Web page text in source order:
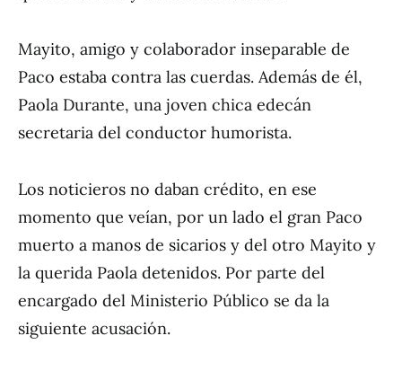
Mayito, amigo y colaborador inseparable de
Paco estaba contra las cuerdas. Además de él,
Paola Durante, una joven chica edecán
secretaria del conductor humorista.
Los noticieros no daban crédito, en ese
momento que veían, por un lado el gran Paco
muerto a manos de sicarios y del otro Mayito y
la querida Paola detenidos. Por parte del
encargado del Ministerio Público se da la
siguiente acusación.